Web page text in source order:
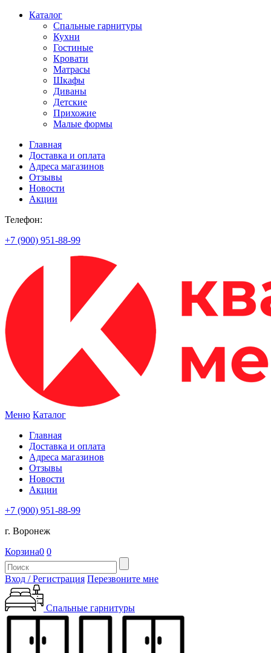
Каталог
Спальные гарнитуры
Кухни
Гостиные
Кровати
Матрасы
Шкафы
Диваны
Детские
Прихожие
Малые формы
Главная
Доставка и оплата
Адреса магазинов
Отзывы
Новости
Акции
Телефон:
+7 (900) 951-88-99
Меню Каталог
Главная
Доставка и оплата
Адреса магазинов
Отзывы
Новости
Акции
+7 (900) 951-88-99
г. Воронеж
Корзина0 0
Вход / Регистрация Перезвоните мне
Спальные гарнитуры